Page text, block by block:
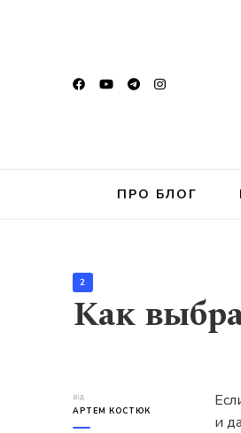
ПРО БЛОГ
2
Как
від
АРТЕМ КОСТЮК
и